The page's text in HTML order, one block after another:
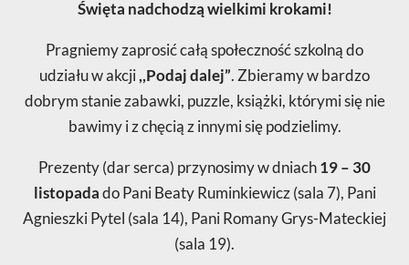
Święta nadchodzą wielkimi krokami!
Pragniemy zaprosić całą społeczność szkolną do
udziału w akcji,,Podaj dalej”. Zbieramy w bardzo
dobrym stanie zabawki, puzzle, książki, którymi się nie
bawimy i z chęcią z innymi się podzielimy.
Prezenty (dar serca) przynosimy w dniach19 – 30
listopadado Pani Beaty Ruminkiewicz (sala 7), Pani
Agnieszki Pytel (sala 14), Pani Romany Grys-Mateckiej
(sala 19).